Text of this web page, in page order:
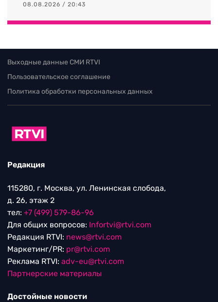
08.08.2026 / 20:43
Выходные данные СМИ RTVI
Пользовательское соглашение
Политика обработки персональных данных
Редакция
115280, г. Москва, ул. Ленинская слобода,
д. 26, этаж 2
тел: +7 (499) 579-86-96
Для общих вопросов: Infortvi@rtvi.com
Редакция RTVI: news@rtvi.com
Маркетинг/PR: pr@rtvi.com
Реклама RTVI: adv-eu@rtvi.com
Партнерские материалы
Достойные новости